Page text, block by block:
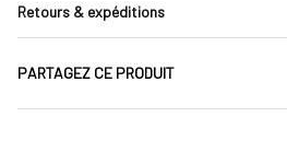
Retours & expéditions
PARTAGEZ CE PRODUIT